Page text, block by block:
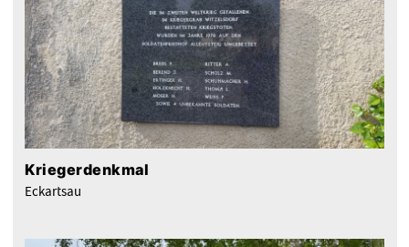
Kriegerdenkmal
Eckartsau